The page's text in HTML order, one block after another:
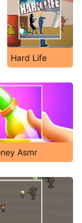
Hard Life
Asmr